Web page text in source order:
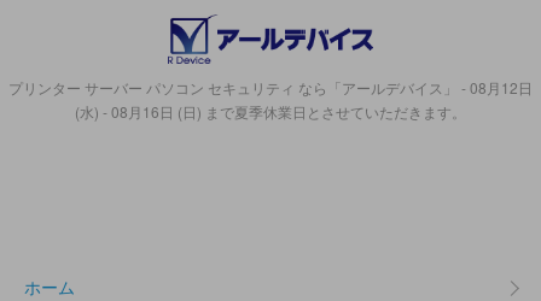
プリンター サーバー パソコン セキュリティ なら「アールデバイス」 - 08月12日
(水) - 08月16日 (日) まで夏季休業日とさせていただきます。
ホーム